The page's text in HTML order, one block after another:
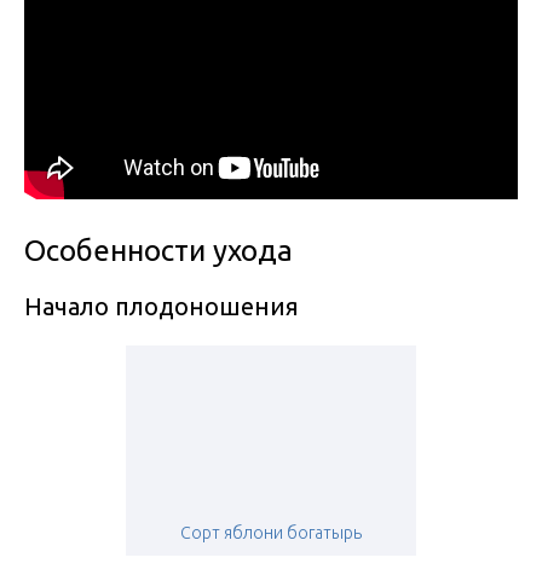
Особенности ухода
Начало плодоношения
Сорт яблони богатырь